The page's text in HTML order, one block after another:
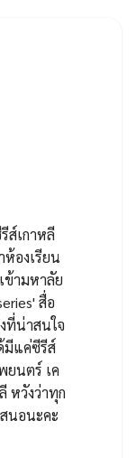
ส์เกาหลี
องเรียน
ข้ามหาลัย
สื่อ
ที่น่าสนใจ
มีแค่ซีรีส์
ยนตร์ เค
หวังว่าทุก
นอนะคะ